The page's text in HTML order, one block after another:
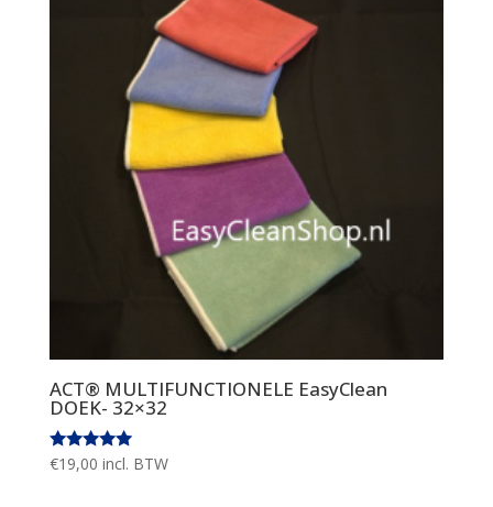
ACT® MULTIFUNCTIONELE EasyClean
DOEK- 32×32
Gewaardeerd
5.00
€19,00 incl. BTW